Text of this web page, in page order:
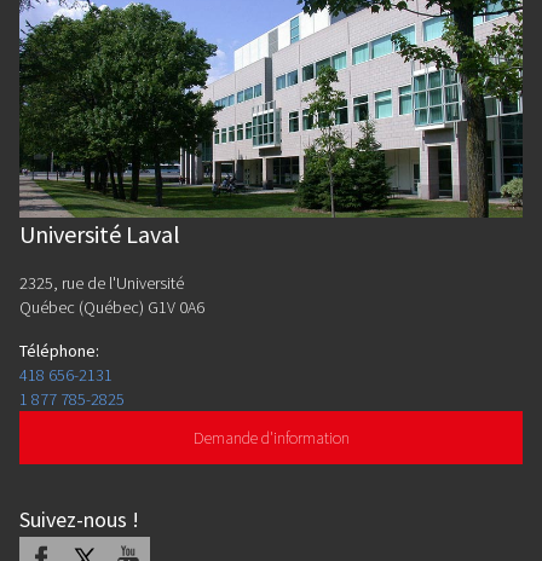
Université Laval
2325, rue de l'Université
Québec (Québec) G1V 0A6
Téléphone:
418 656-2131
1 877 785-2825
Demande d'information
Suivez-nous !
Facebook Youtube